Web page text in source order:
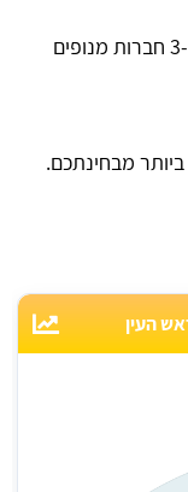
מחיר שונות מ-3 חברות מנופים
ביותר מבחינתכם.